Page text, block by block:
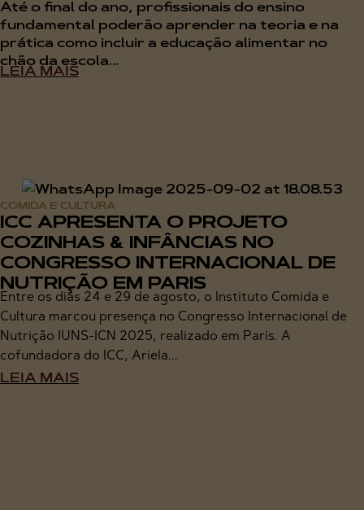
Até o final do ano, profissionais do ensino
fundamental poderão aprender na teoria e na
prática como incluir a educação alimentar no
chão da escola...
LEIA MAIS
COMIDA E CULTURA
ICC APRESENTA O PROJETO
COZINHAS & INFÂNCIAS NO
CONGRESSO INTERNACIONAL DE
NUTRIÇÃO EM PARIS
Entre os dias 24 e 29 de agosto, o Instituto Comida e
Cultura marcou presença no Congresso Internacional de
Nutrição IUNS-ICN 2025, realizado em Paris. A
cofundadora do ICC, Ariela...
LEIA MAIS